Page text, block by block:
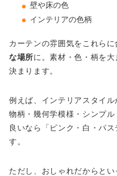
壁や床の色
インテリアの色柄
カーテンの雰囲気をこれらに
な場所に。素材・色・柄を
決まります。
例えば、インテリアスタイ
物柄・幾何学模様・シンプ
良いなら「ピンク・白・パ
す。
ただし、おしゃれだからと